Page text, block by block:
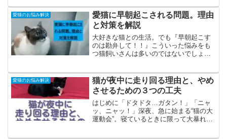
の猫を飼っている飼い主さんの永遠のテ
ーマ、飼い猫の毛問題の話...
愛猫のお悩み解決
愛猫に早朝起こされる問題。理由
と対策を解説
大好きな猫との生活。でも『早朝起こす
のは勘弁して！！』こういった悩みをも
つ猫飼いさんは多いのではないでしょう
れました。そもそもなぜ早朝起こしにく
るの？この記事ではその...
愛猫のお悩み解決
猫が夜中に走り回る理由と、やめ
させるための３つの工夫
はじめに「ドタドタ…ガタン！」「ニャ
ッ、ニャッ！」深夜、急に始まる“猫の大
運動会”。寝ているときに限って大暴れさ